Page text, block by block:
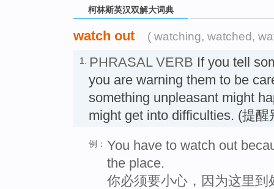
柯林斯英汉双解大词典
watch out ( watching, watched,
1. PHRASAL VERB If you tell
you are warning them to be
something unpleasant might
might get into difficulties. (提醒
例： You have to watch out
the place.
你必须要小心，因为这里到